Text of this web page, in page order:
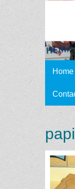
Main
Skip to
Home